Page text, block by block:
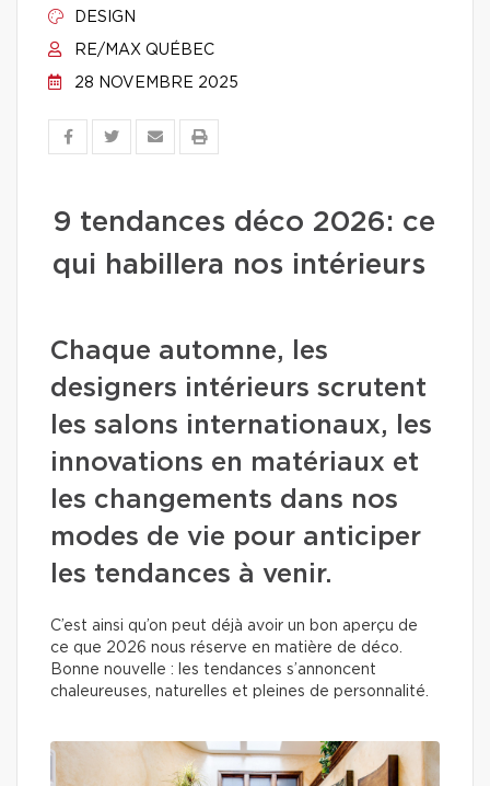
DESIGN
RE/MAX QUÉBEC
28 NOVEMBRE 2025
9 tendances déco 2026: ce
qui habillera nos intérieurs
Chaque automne, les
designers intérieurs scrutent
les salons internationaux, les
innovations en matériaux et
les changements dans nos
modes de vie pour anticiper
les tendances à venir.
C’est ainsi qu’on peut déjà avoir un bon aperçu de
ce que 2026 nous réserve en matière de déco.
Bonne nouvelle : les tendances s’annoncent
chaleureuses, naturelles et pleines de personnalité.